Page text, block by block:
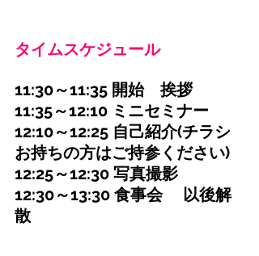
タイムスケジュール
11:30～11:35 開始　挨拶
11:35～12:10 ミニセミナー
12:10～12:25 自己紹介(チラシ
お持ちの方はご持参ください)
12:25～12:30 写真撮影
12:30～13:30 食事会 　以後解
散